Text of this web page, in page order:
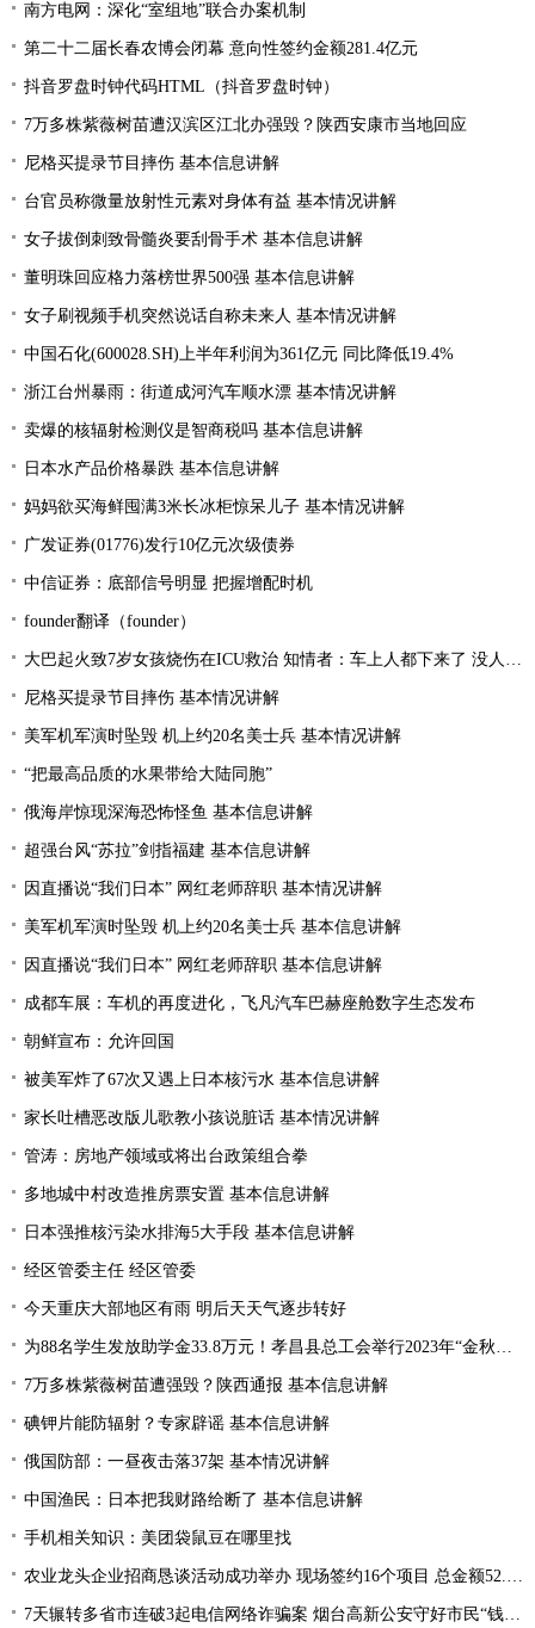
南方电网：深化“室组地”联合办案机制
第二十二届长春农博会闭幕 意向性签约金额281.4亿元
抖音罗盘时钟代码HTML（抖音罗盘时钟）
7万多株紫薇树苗遭汉滨区江北办强毁？陕西安康市当地回应
尼格买提录节目摔伤 基本信息讲解
台官员称微量放射性元素对身体有益 基本情况讲解
女子拔倒刺致骨髓炎要刮骨手术 基本信息讲解
董明珠回应格力落榜世界500强 基本信息讲解
女子刷视频手机突然说话自称未来人 基本情况讲解
中国石化(600028.SH)上半年利润为361亿元 同比降低19.4%
浙江台州暴雨：街道成河汽车顺水漂 基本情况讲解
卖爆的核辐射检测仪是智商税吗 基本信息讲解
日本水产品价格暴跌 基本信息讲解
妈妈欲买海鲜囤满3米长冰柜惊呆儿子 基本情况讲解
广发证券(01776)发行10亿元次级债券
中信证券：底部信号明显 把握增配时机
founder翻译（founder）
大巴起火致7岁女孩烧伤在ICU救治 知情者：车上人都下来了 没人叫醒她
尼格买提录节目摔伤 基本情况讲解
美军机军演时坠毁 机上约20名美士兵 基本情况讲解
“把最高品质的水果带给大陆同胞”
俄海岸惊现深海恐怖怪鱼 基本信息讲解
超强台风“苏拉”剑指福建 基本信息讲解
因直播说“我们日本” 网红老师辞职 基本情况讲解
美军机军演时坠毁 机上约20名美士兵 基本信息讲解
因直播说“我们日本” 网红老师辞职 基本信息讲解
成都车展：车机的再度进化，飞凡汽车巴赫座舱数字生态发布
朝鲜宣布：允许回国
被美军炸了67次又遇上日本核污水 基本信息讲解
家长吐槽恶改版儿歌教小孩说脏话 基本情况讲解
管涛：房地产领域或将出台政策组合拳
多地城中村改造推房票安置 基本信息讲解
日本强推核污染水排海5大手段 基本信息讲解
经区管委主任 经区管委
今天重庆大部地区有雨 明后天天气逐步转好
为88名学生发放助学金33.8万元！孝昌县总工会举行2023年“金秋助学”活动
7万多株紫薇树苗遭强毁？陕西通报 基本信息讲解
碘钾片能防辐射？专家辟谣 基本信息讲解
俄国防部：一昼夜击落37架 基本情况讲解
中国渔民：日本把我财路给断了 基本信息讲解
手机相关知识：美团袋鼠豆在哪里找
农业龙头企业招商恳谈活动成功举办 现场签约16个项目 总金额52.1亿元
7天辗转多省市连破3起电信网络诈骗案 烟台高新公安守好市民“钱袋子”